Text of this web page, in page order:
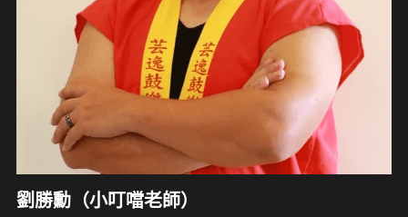
劉勝勳（小叮噹老師）